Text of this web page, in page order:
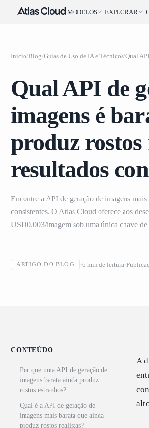
MODELOS EXPLORAR
Início/Blog/Guias de Uso de IA e Técnicos/
Qual API de
imagens é
produz rostos
resultados
Encontre a API de geração de imagens
consistentes. O Atlas Cloud oferece aos
USD0.003/imagem sob uma única chave
ARTIGO DO BLOG 6 min de leitura
CONTEÚDO
Por que uma API de geração de
imagens barata ainda produz
rostos estranhos?
Qual é a API de geração de
imagens mais barata que ainda
produz rostos realistas?
A